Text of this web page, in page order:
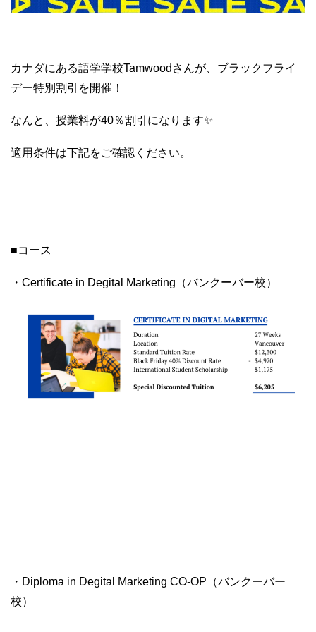
カナダにある語学学校Tamwoodさんが、ブラックフライ
デー特別割引を開催！
なんと、授業料が40％割引になります✨
適用条件は下記をご確認ください。
■コース
・Certificate in Degital Marketing（バンクーバー校）
・Diploma in Degital Marketing CO-OP（バンクーバー
校）